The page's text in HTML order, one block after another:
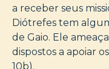
a receber seus
Diótrefes tem
de Gaio. Ele
dispostos a apoiar
10b).